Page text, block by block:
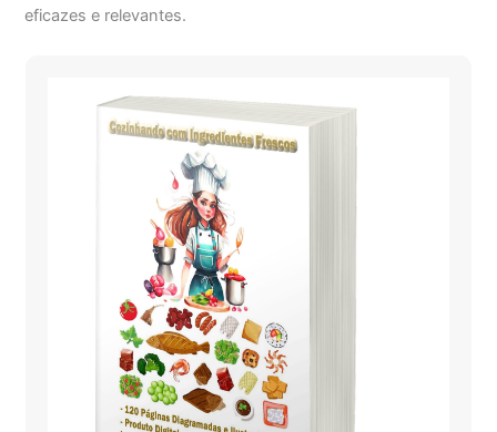
eficazes e relevantes.